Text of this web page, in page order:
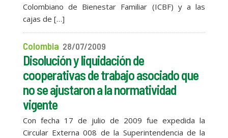
Colombiano de Bienestar Familiar (ICBF) y a las
cajas de […]
Colombia 28/07/2009
Disolución y liquidación de
cooperativas de trabajo asociado que
no se ajustaron a la normatividad
vigente
Con fecha 17 de julio de 2009 fue expedida la
Circular Externa 008 de la Superintendencia de la